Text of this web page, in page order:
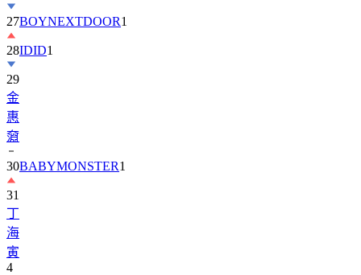
27BOYNEXTDOOR1
28IDID1
29
金
惠
奫
30BABYMONSTER1
31
丁
海
寅
4